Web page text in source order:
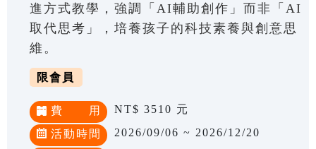
進方式教學，強調「AI輔助創作」而非「AI
取代思考」，培養孩子的科技素養與創意思
維。
限會員
費 用 NT$ 3510 元
活動時間 2026/09/06 ~ 2026/12/20